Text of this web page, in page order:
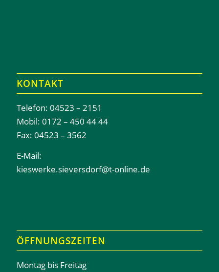
KONTAKT
Telefon: 04523 – 2151
Mobil: 0172 – 450 44 44
Fax: 04523 – 3562
E-Mail:
kieswerke.sieversdorf@t-online.de
ÖFFNUNGSZEITEN
Montag bis Freitag